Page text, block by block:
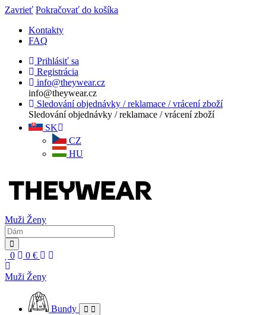
Zavrieť Pokračovať do košíka
Kontakty
FAQ
Prihlásiť sa
Registrácia
info@theywear.cz
info@theywear.cz
Sledování objednávky / reklamace / vrácení zboží
Sledování objednávky / reklamace / vrácení zboží
SK
CZ
HU
Muži Ženy
0 0 €
Muži Ženy
Bundy